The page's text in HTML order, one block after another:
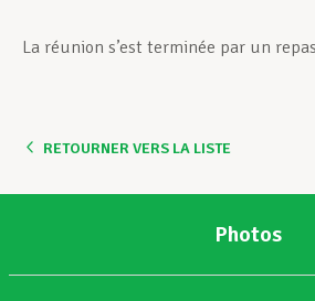
La réunion s’est terminée par un
RETOURNER VERS LA LISTE
Photos